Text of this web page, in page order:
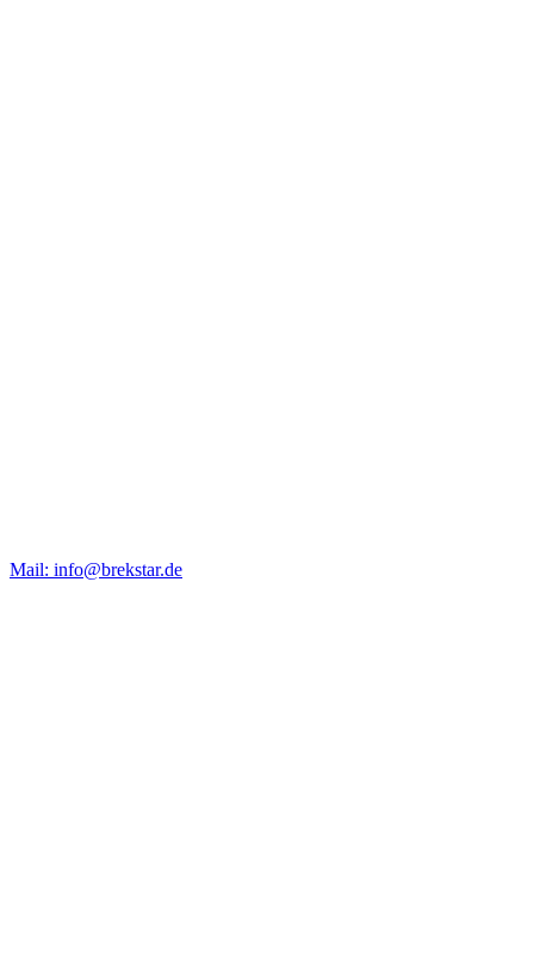
Mail: info@brekstar.de